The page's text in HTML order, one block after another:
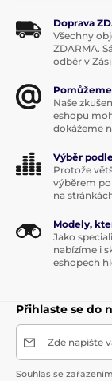
Doprava
Všechny
ZDARMA.
odběr v
Naše
eshopu
dokážeme
Výběr
Protože
výběrem
na
Modely,
Jako
nabízíme i
eshopech
Přihlaste se do
Zde napište
Souhlas se